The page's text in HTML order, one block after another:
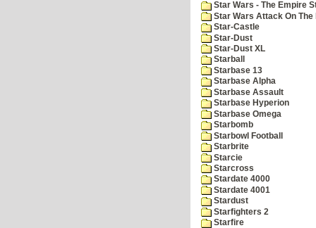
Star Wars - The Empire
Star Wars Attack On The
Star-Castle
Star-Dust
Star-Dust XL
Starball
Starbase 13
Starbase Alpha
Starbase Assault
Starbase Hyperion
Starbase Omega
Starbomb
Starbowl Football
Starbrite
Starcie
Starcross
Stardate 4000
Stardate 4001
Stardust
Starfighters 2
Starfire